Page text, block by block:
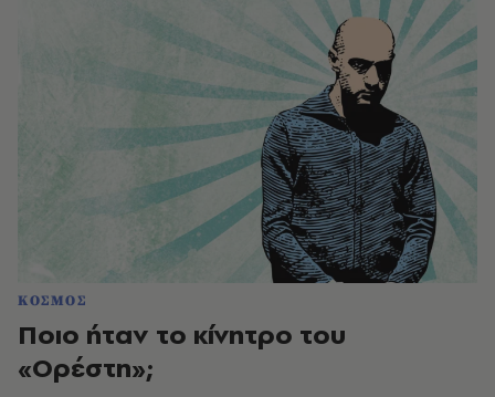
ΚΟΣΜΟΣ
Ποιο ήταν το κίνητρο του
«Ορέστη»;